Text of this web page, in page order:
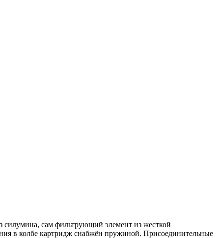
силумина, сам фильтрующий элемент из жесткой
в колбе картридж снабжён пружиной. Присоединительные